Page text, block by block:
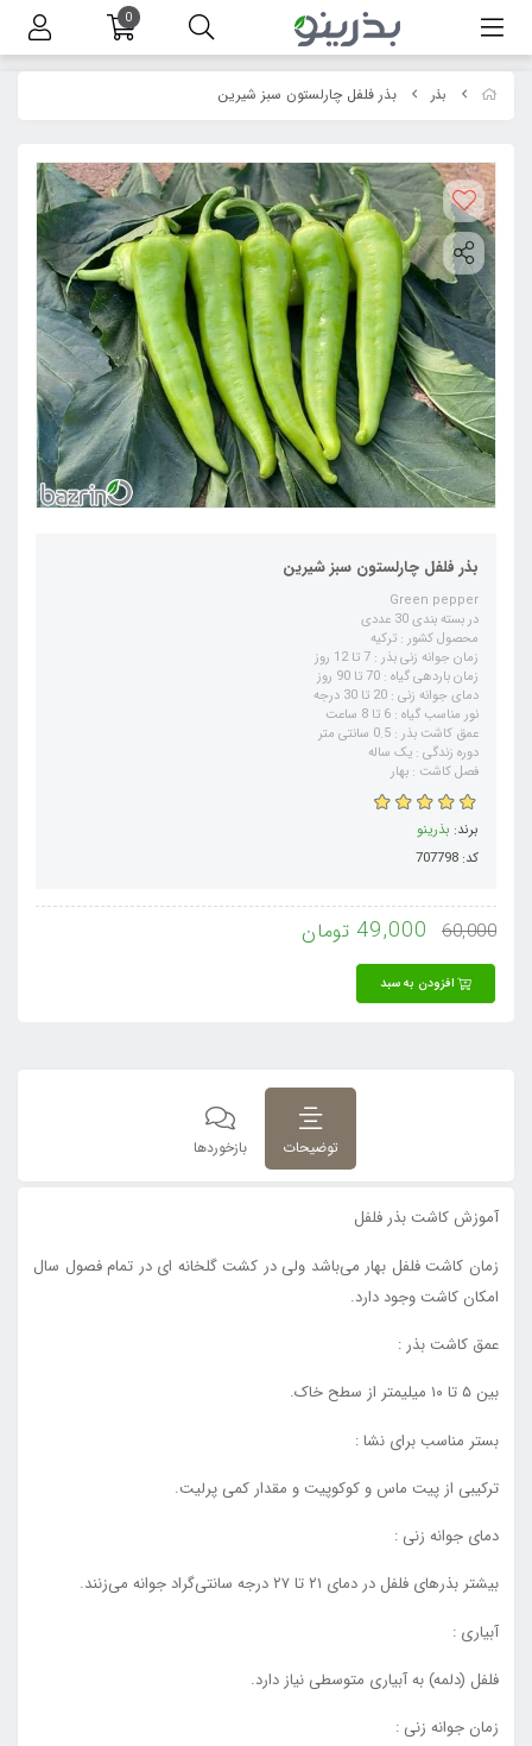
بذر بذر فلفل چارلستون سبز شیرین
بذر فلفل چارلستون سبز شیرین
Green pepper
در بسته بندی 30 عددی
محصول کشور : ترکیه
زمان جوانه زنی بذر : 7 تا 12 روز
زمان باردهی گیاه : 70 تا 90 روز
دمای جوانه زنی : 20 تا 30 درجه
نور مناسب گیاه : 6 تا 8 ساعت
عمق کاشت بذر : 0.5 سانتی متر
دوره زندگی : یک ساله
فصل کاشت : بهار
برند: بذرینو
کد: 707798
60,000
49,000 تومان
افزودن به سبد
توضیحات بازخوردها
آموزش کاشت بذر فلفل
زمان کاشت فلفل بهار می‌باشد ولی در کشت گلخانه ای در تمام فصول سال
امکان کاشت وجود دارد.
عمق کاشت بذر :
بین ۵ تا ۱۰ میلیمتر از سطح خاک.
بستر مناسب برای نشا :
ترکیبی از پیت ماس و کوکوپیت و مقدار کمی پرلیت.
دمای جوانه زنی :
بیشتر بذرهای فلفل در دمای ۲۱ تا ۲۷ درجه سانتی‌گراد جوانه می‌زنند.
آبیاری :
فلفل (دلمه) به آبیاری متوسطی نیاز دارد.
زمان جوانه زنی :
0